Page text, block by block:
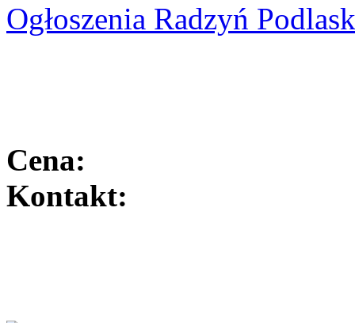
Ogłoszenia Radzyń
Cena:
Kontakt: